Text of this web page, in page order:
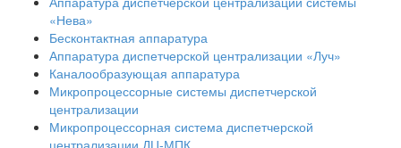
«Нева»
Бесконтактная аппаратура
Аппаратура диспетчерской централизации «Луч»
Каналообразующая аппаратура
Микропроцессорные системы диспетчерской
централизации
Микропроцессорная система диспетчерской